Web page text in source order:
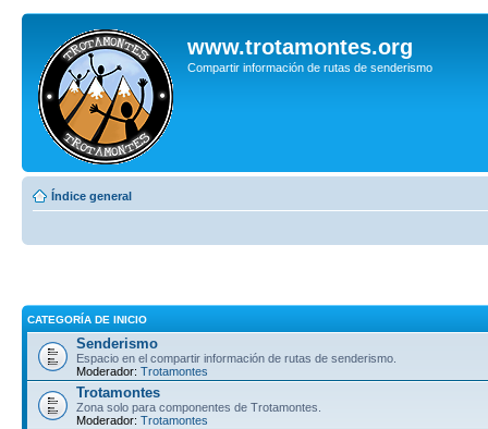
www.trotamontes.org
Compartir información de rutas de senderismo
Índice general
CATEGORÍA DE INICIO
Senderismo
Espacio en el compartir información de rutas de senderismo.
Moderador: Trotamontes
Trotamontes
Zona solo para componentes de Trotamontes.
Moderador: Trotamontes